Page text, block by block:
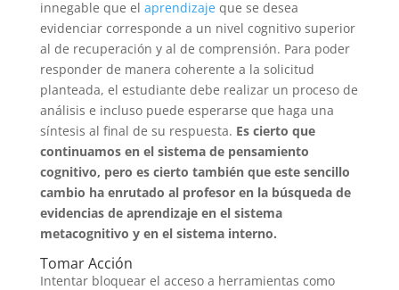
innegable que el aprendizajeque se desea
evidenciar corresponde a un nivel cognitivo superior
al de recuperación y al de comprensión. Para poder
responder de manera coherente a la solicitud
planteada, el estudiante debe realizar un proceso de
análisis e incluso puede esperarse que haga una
síntesis al final de su respuesta. Es cierto que
continuamos en el sistema de pensamiento
cognitivo, pero es cierto también que este sencillo
cambio ha enrutado al profesor en la búsqueda de
evidencias de aprendizaje en el sistema
metacognitivo y en el sistema interno.
Tomar Acción
Intentar bloquear el acceso a herramientas como